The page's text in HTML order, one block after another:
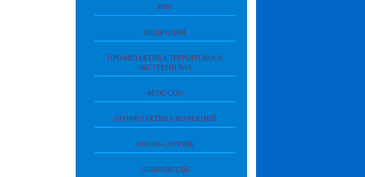
ВПР
МЕДИАЦИЯ
ПРОФИЛАКТИКА ТЕРРОРИЗМА И
ЭКСТРЕМИЗМА
ФГОС СОО
ПРОФИЛАКТИКА ИНФЕКЦИЙ
«FOOD» (АРХИВ)
ОЛИМПИАДЫ